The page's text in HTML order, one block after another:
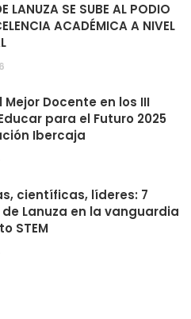
LANUZA SE SUBE AL PODIO
ACADÉMICA A NIVEL
Mejor Docente en los III
para el Futuro 2025
Ibercaja
científicas, líderes: 7
Lanuza en la vanguardia
STEM